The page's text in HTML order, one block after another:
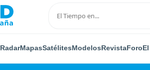
RadarMapasSatélitesModelosRevistaForo